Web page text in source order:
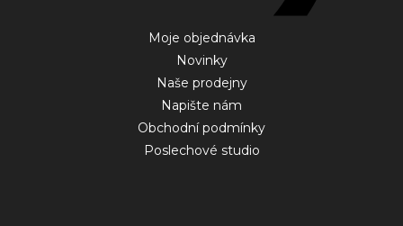
Moje objednávka
Novinky
Naše prodejny
Napište nám
Obchodní podmínky
Poslechové studio